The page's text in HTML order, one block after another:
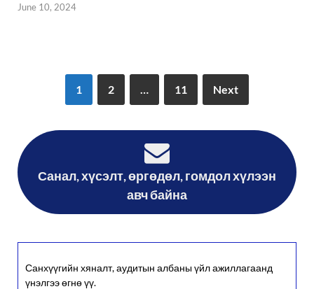
June 10, 2024
1 2 11 Next
Санал, хүсэлт, өргөдөл, гомдол хүлээн
авч байна
Санхүүгийн хяналт, аудитын албаны үйл ажиллагаанд
үнэлгээ өгнө үү.